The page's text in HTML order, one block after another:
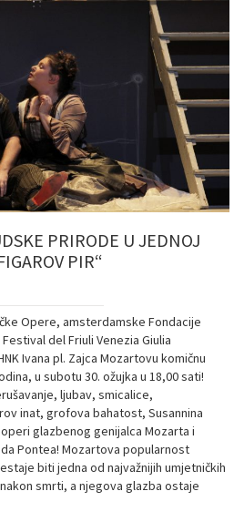
PRIRODE U JEDNOJ
PIR“
Opere, amsterdamske Fondacije
del Friuli Venezia Giulia
Ivana pl. Zajca Mozartovu komičnu
u subotu 30. ožujka u 18,00 sati!
ljubav, smicalice,
inat, grofova bahatost, Susannina
glazbenog genijalca Mozarta i
Pontea! Mozartova popularnost
biti jedna od najvažnijih umjetničkih
smrti, a njegova glazba ostaje